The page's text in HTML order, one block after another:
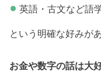
英語・古文など語
という明確な好みが
お金や数字の話は大